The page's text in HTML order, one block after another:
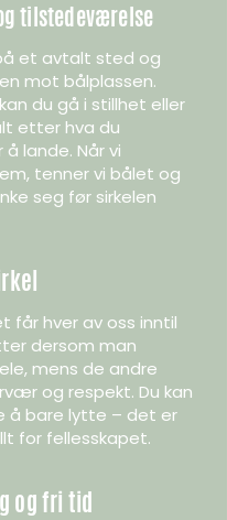
tilstedeværelse
et avtalt sted og
mot bålplassen.
du gå i stillhet eller
etter hva du
lande. Når vi
tenner vi bålet og
seg før sirkelen
får hver av oss inntil
dersom man
mens de andre
og respekt. Du kan
å bare lytte – det er
for fellesskapet.
og fri tid